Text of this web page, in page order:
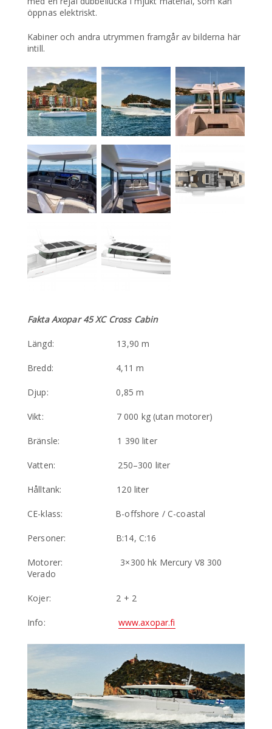
öppnas elektriskt.
Kabiner och andra utrymmen framgår av bilderna här
intill.
Fakta Axopar 45 XC Cross Cabin
Längd: 13,90 m
Bredd: 4,11 m
Djup: 0,85 m
Vikt: 7 000 kg (utan motorer)
Bränsle: 1 390 liter
Vatten: 250–300 liter
Hålltank: 120 liter
CE-klass: B-offshore / C-coastal
Personer: B:14, C:16
Motorer: 3×300 hk Mercury V8 300
Verado
Kojer: 2 + 2
Info: www.axopar.fi